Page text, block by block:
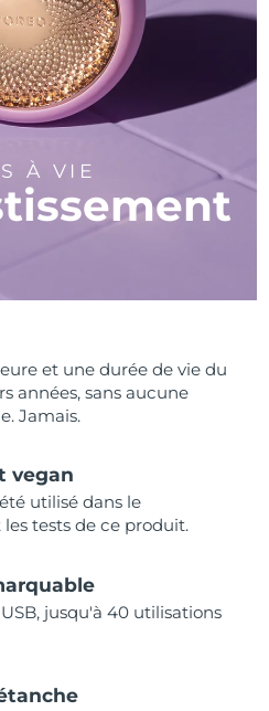
À VIE
et une durée de vie du
années, sans aucune
Jamais.
vegan
utilisé dans le
tests de ce produit.
jusqu'à 40 utilisations